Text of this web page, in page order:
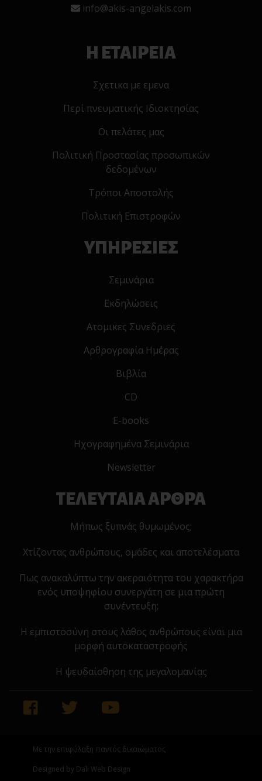
info@akis-angelakis.com
Η ΕΤΑΙΡΕΙΑ
Σχετικα με εμενα
Περί πνευματικής Ιδιοκτησίας
Οι πελάτες μας
Πολιτική Προστασίας προσωπικών
δεδομένων
Τρόποι Αποστολής
Πολιτική Επιστροφών
ΥΠΗΡΕΣΙΕΣ
Σεμινάρια
Εκδηλώσεις
Ατομικες Συνεδριες
Αρθρογραφία Ημέρας
Βιβλία
CD
E-books
Ηχογραφημένα Σεμινάρια
Newsletter
ΤΕΛΕΥΤΑΙΑ ΑΡΘΡΑ
Μήπως ξυπνάς θυμωμένος;
Χτίζοντας ανθρώπους, ομάδες και αποτελέσματα
Πως ανακαλύπτω την ακεραιότητα του χαρακτήρα
ενός υποψηφίου συνεργάτη σε μια πρώτη
συνέντευξη;
Η εμπιστοσύνη στους λάθος ανθρώπους είναι μια
μορφή αυτοκαταστροφής
Η ψευδαίσθηση της μεγαλομανίας
Με την επιφύλαξη παντός δικαιώματος
Designed by Dali Web Design